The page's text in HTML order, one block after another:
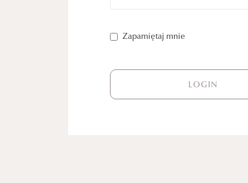
Zapamiętaj mnie
LOGIN